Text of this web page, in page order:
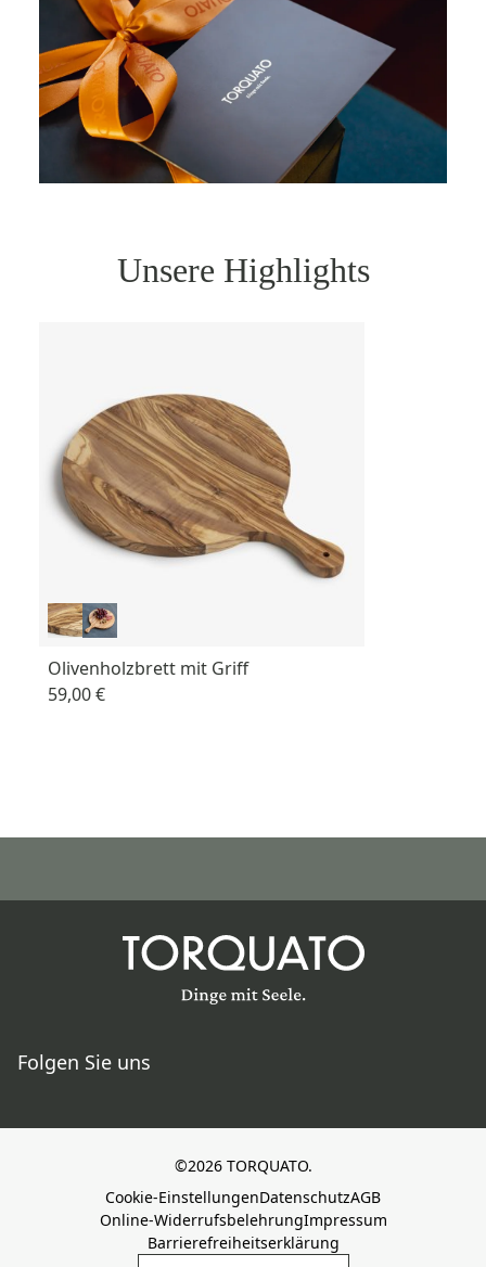
Unsere Highlights
Olivenholzbrett mit Griff
59,00 €
Folgen Sie uns
©2026 TORQUATO.
Cookie-EinstellungenDatenschutzAGB
Online-WiderrufsbelehrungImpressum
Barrierefreiheitserklärung